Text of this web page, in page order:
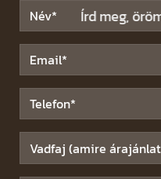
Írd meg,